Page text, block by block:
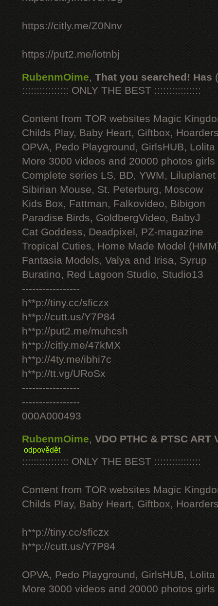
https://citly.me/Z0Nnv
https://put2.me/iotnbj
RubenmOime, That you searched! Has
:::::::::::::::: ONLY THE BEST ::::::::::::::::
Content from TOR websites Magic
Childs Play, Baby Heart, Giftbox,
OPVA, Pedo Playground, GirlsHUB, Lolita
More 3000 videos and 20000 photos
Complete series LS, BD, YWM, Liluplanet
Sibirian Mouse, St. Peterburg, Moscow
Kids Box, Fattman, Falkovideo, Bibigon
Paradise Birds, GoldbergVideo, BabyJ
Cat Goddess, Deadpixel, PZ-magazine
Tropical Cuties, Home Made Model
Fantasia Models, Valya and Irisa, Syrup
Buratino, Red Lagoon Studio, Studio13
-----------------
h**p://tiny.cc/sficzx
h**p://cutt.us/Y7P84
h**p://put2.me/muhcsh
h**p://citly.me/47kMX
h**p://4ty.me/ibhi7c
h**p://tt.vg/URoSx
-----------------
-----------------
000A000493
RubenmOime, VDO PTHC & PTSC ART
odpovědět
:::::::::::::::: ONLY THE BEST ::::::::::::::::
Content from TOR websites Magic
Childs Play, Baby Heart, Giftbox,
h**p://tiny.cc/sficzx
h**p://cutt.us/Y7P84
OPVA, Pedo Playground, GirlsHUB, Lolita
More 3000 videos and 20000 photos